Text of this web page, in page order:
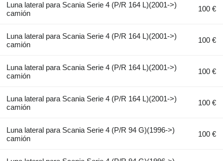
Luna lateral para Scania Serie 4 (P/R 164 L)(2001->)
camión
100 €
Luna lateral para Scania Serie 4 (P/R 164 L)(2001->)
camión
100 €
Luna lateral para Scania Serie 4 (P/R 164 L)(2001->)
camión
100 €
Luna lateral para Scania Serie 4 (P/R 164 L)(2001->)
camión
100 €
Luna lateral para Scania Serie 4 (P/R 94 G)(1996->)
camión
100 €